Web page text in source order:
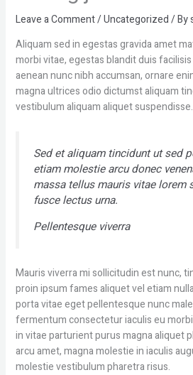
Leave a Comment/Uncategorized/ By
Aliquam sed in egestas gravida amet
morbi vitae, egestas blandit duis
aenean nunc nibh accumsan, ornare
magna ultrices odio dictumst aliquam
vestibulum aliquam aliquet suspendisse.
Sed et aliquam tincidunt ut sed
etiam molestie arcu donec
massa tellus mauris vitae lorem
fusce lectus urna.
Pellentesque viverra
Mauris viverra mi sollicitudin est nunc,
proin ipsum fames aliquet vel etiam
porta vitae eget pellentesque nunc
fermentum consectetur iaculis eu
in vitae parturient purus magna aliquet
arcu amet, magna molestie in iaculis
molestie vestibulum pharetra risus.